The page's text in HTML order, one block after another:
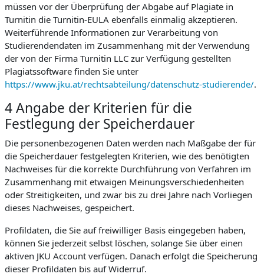
müssen vor der Überprüfung der Abgabe auf Plagiate in
Turnitin die Turnitin-EULA ebenfalls einmalig akzeptieren.
Weiterführende Informationen zur Verarbeitung von
Studierendendaten im Zusammenhang mit der Verwendung
der von der Firma Turnitin LLC zur Verfügung gestellten
Plagiatssoftware finden Sie unter
https://www.jku.at/rechtsabteilung/datenschutz-studierende/.
4 Angabe der Kriterien für die
Festlegung der Speicherdauer
Die personenbezogenen Daten werden nach Maßgabe der für
die Speicherdauer festgelegten Kriterien, wie des benötigten
Nachweises für die korrekte Durchführung von Verfahren im
Zusammenhang mit etwaigen Meinungsverschiedenheiten
oder Streitigkeiten, und zwar bis zu drei Jahre nach Vorliegen
dieses Nachweises, gespeichert.
Profildaten, die Sie auf freiwilliger Basis eingegeben haben,
können Sie jederzeit selbst löschen, solange Sie über einen
aktiven JKU Account verfügen. Danach erfolgt die Speicherung
dieser Profildaten bis auf Widerruf.